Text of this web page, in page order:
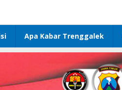
Apa Kabar Trenggalek